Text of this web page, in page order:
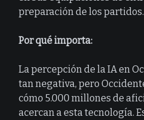
preparación de los partidos.
Por qué importa:
La percepción de la IA en
tan negativa, pero
cómo 5.000 millones de
acercan a esta tecnología.